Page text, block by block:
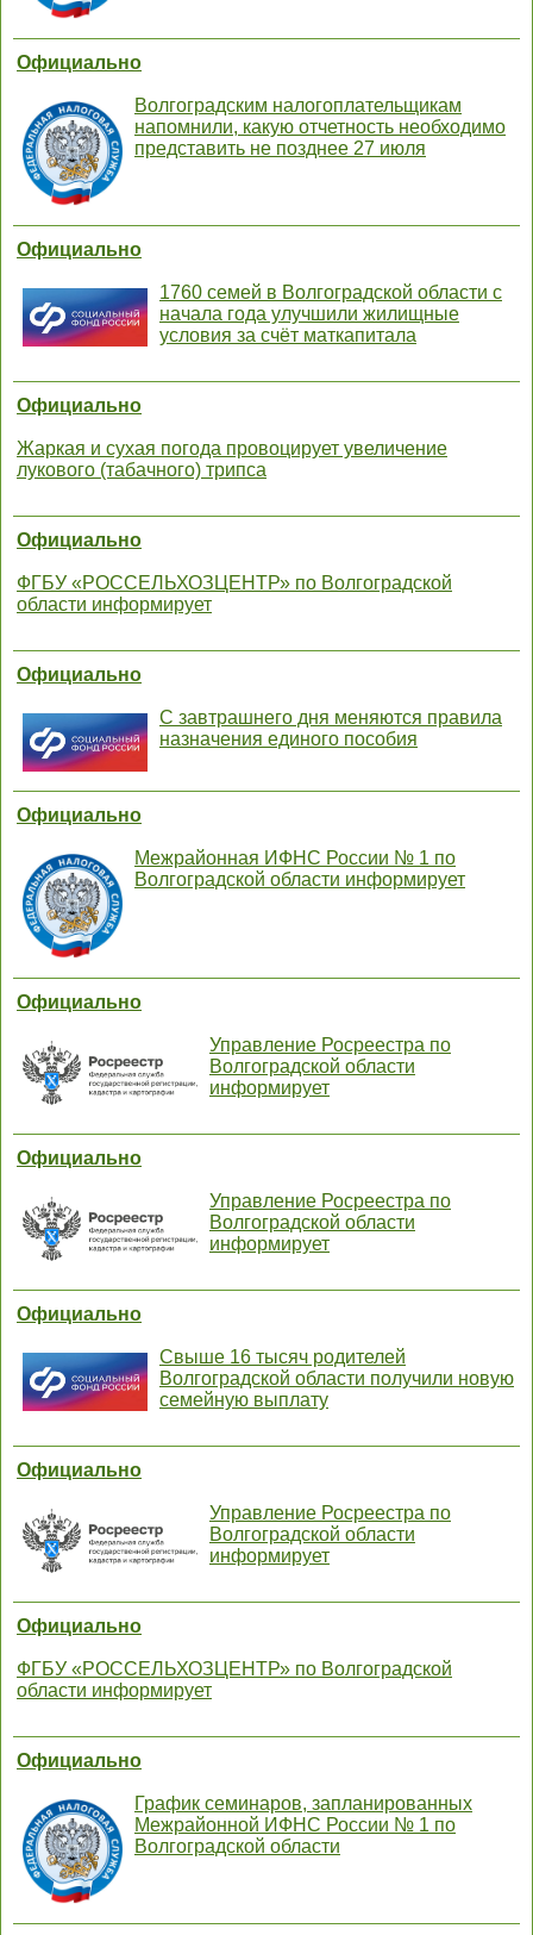
Официально
Волгоградским налогоплательщикам
напомнили, какую отчетность необходимо
представить не позднее 27 июля
Официально
1760 семей в Волгоградской области с
начала года улучшили жилищные
условия за счёт маткапитала
Официально
Жаркая и сухая погода провоцирует увеличение
лукового (табачного) трипса
Официально
ФГБУ «РОССЕЛЬХОЗЦЕНТР» по Волгоградской
области информирует
Официально
С завтрашнего дня меняются правила
назначения единого пособия
Официально
Межрайонная ИФНС России № 1 по
Волгоградской области информирует
Официально
Управление Росреестра по
Волгоградской области
информирует
Официально
Управление Росреестра по
Волгоградской области
информирует
Официально
Свыше 16 тысяч родителей
Волгоградской области получили новую
семейную выплату
Официально
Управление Росреестра по
Волгоградской области
информирует
Официально
ФГБУ «РОССЕЛЬХОЗЦЕНТР» по Волгоградской
области информирует
Официально
График семинаров, запланированных
Межрайонной ИФНС России № 1 по
Волгоградской области